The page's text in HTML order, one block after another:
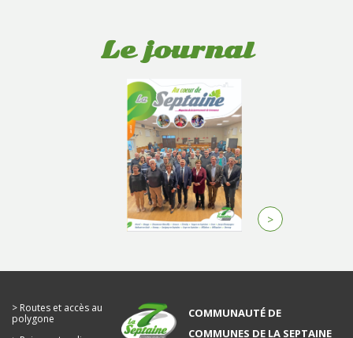
Le journal
>
Routes et accès au
polygone
COMMUNAUTÉ DE
COMMUNES DE LA SEPTAINE